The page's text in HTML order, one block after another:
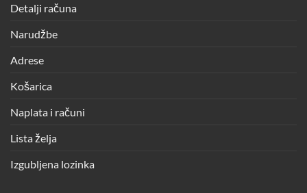
Detalji računa
Narudžbe
Adrese
Košarica
Naplata i računi
Lista želja
Izgubljena lozinka